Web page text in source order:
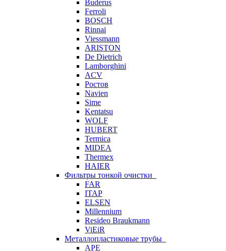
Buderus
Ferroli
BOSCH
Rinnai
Viessmann
ARISTON
De Dietrich
Lamborghini
ACV
Ростов
Navien
Sime
Kentatsu
WOLF
HUBERT
Termica
MIDEA
Thermex
HAIER
Фильтры тонкой очистки
FAR
ITAP
ELSEN
Millennium
Resideo Braukmann
ViEiR
Металлопластиковые трубы
APE